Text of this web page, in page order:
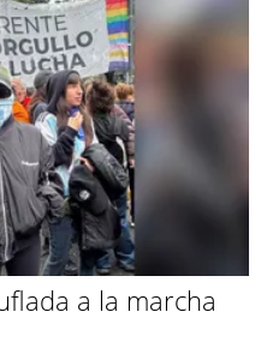
a la marcha